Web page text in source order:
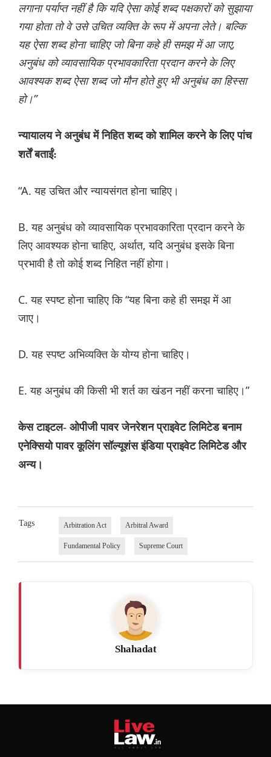
लगाना पर्याप्त नहीं है कि यदि ऐसा कोई शब्द पक्षकारों को सुझाया
गया होता तो वे उसे उचित व्यक्ति के रूप में अपना लेते। बल्कि
यह ऐसा शब्द होना चाहिए जो बिना कहे ही समझ में आ जाए,
अनुबंध को व्यावसायिक प्रभावकारिता प्रदान करने के लिए
आवश्यक शब्द ऐसा शब्द जो मौन होते हुए भी अनुबंध का हिस्सा
हो।”
न्यायालय ने अनुबंध में निहित शब्द को शामिल करने के लिए पांच
शर्तें बताईं:
“A. यह उचित और न्यायसंगत होना चाहिए।
B. यह अनुबंध को व्यावसायिक प्रभावकारिता प्रदान करने के
लिए आवश्यक होना चाहिए, अर्थात, यदि अनुबंध इसके बिना
प्रभावी है तो कोई शब्द निहित नहीं होगा।
C. यह स्पष्ट होना चाहिए कि “यह बिना कहे ही समझ में आ
जाए।
D. यह स्पष्ट अभिव्यक्ति के योग्य होना चाहिए।
E. यह अनुबंध की किसी भी शर्त का खंडन नहीं करना चाहिए।”
केस टाइटल- ओपीजी पावर जेनरेशन प्राइवेट लिमिटेड बनाम
एनेक्सियो पावर कूलिंग सॉल्यूशंस इंडिया प्राइवेट लिमिटेड और
अन्य।
Tags Arbitration Act Arbitral Award
Fundamental Policy Supreme Court
Shahadat